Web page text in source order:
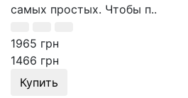
самых простых. Чтобы п..
1965 грн
1466 грн
Купить